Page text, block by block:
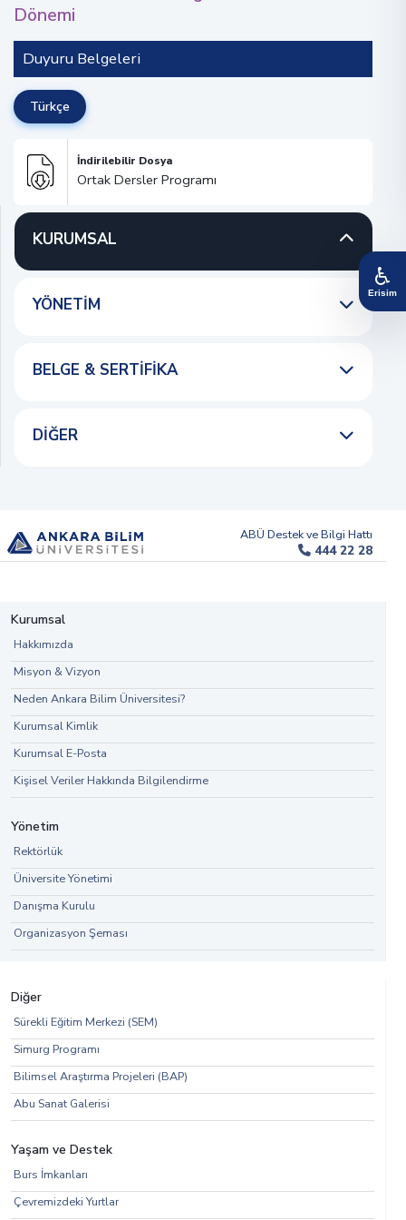
Dönemi
Duyuru Belgeleri
Türkçe
İndirilebilir Dosya
Ortak Dersler Programı
KURUMSAL
YÖNETIM
BELGE & SERTIFIKA
DIĞER
ABÜ Destek ve Bilgi Hattı
444 22 28
Kurumsal
Hakkımızda
Misyon & Vizyon
Neden Ankara Bilim Üniversitesi?
Kurumsal Kimlik
Kurumsal E-Posta
Kişisel Veriler Hakkında Bilgilendirme
Yönetim
Rektörlük
Üniversite Yönetimi
Danışma Kurulu
Organizasyon Şeması
Diğer
Sürekli Eğitim Merkezi (SEM)
Simurg Programı
Bilimsel Araştırma Projeleri (BAP)
Abu Sanat Galerisi
Yaşam ve Destek
Burs İmkanları
Çevremizdeki Yurtlar
♿
Erisim